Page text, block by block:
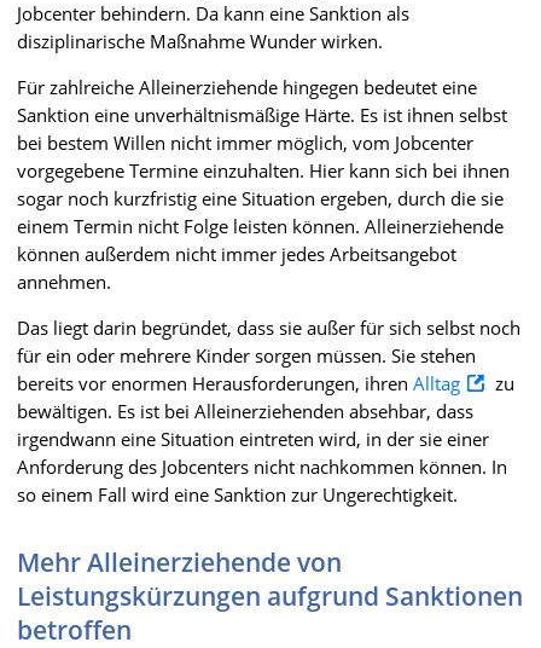
Jobcenter behindern. Da kann eine Sanktion als
disziplinarische Maßnahme Wunder wirken.
Für zahlreiche Alleinerziehende hingegen bedeutet eine
Sanktion eine unverhältnismäßige Härte. Es ist ihnen selbst
bei bestem Willen nicht immer möglich, vom Jobcenter
vorgegebene Termine einzuhalten. Hier kann sich bei ihnen
sogar noch kurzfristig eine Situation ergeben, durch die sie
einem Termin nicht Folge leisten können. Alleinerziehende
können außerdem nicht immer jedes Arbeitsangebot
annehmen.
Das liegt darin begründet, dass sie außer für sich selbst noch
für ein oder mehrere Kinder sorgen müssen. Sie stehen
bereits vor enormen Herausforderungen, ihren Alltag
zu
bewältigen. Es ist bei Alleinerziehenden absehbar, dass
irgendwann eine Situation eintreten wird, in der sie einer
Anforderung des Jobcenters nicht nachkommen können. In
so einem Fall wird eine Sanktion zur Ungerechtigkeit.
Mehr Alleinerziehende von
Leistungskürzungen aufgrund Sanktionen
betroffen